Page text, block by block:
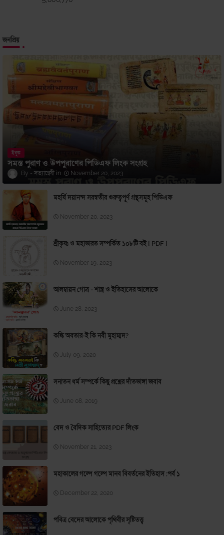
জনপ্রিয়
ইবুক
সমস্ত পুরাণ ও উপপুরাণের পিডিএফ লিংক সংগ্রহ
সত্যান্বেষী November 20, 2023
মহর্ষি দয়ানন্দ সরস্বতীর গুরুত্বপূর্ণ গ্রন্থসমূহ পিডিএফ
November 20, 2023
শ্রীকৃষ্ণ ও মহাভারত সম্পর্কিত ১০৮টি বই [ PDF ]
November 19, 2023
আলম্বায়ন গোত্র - শাস্ত্র ও ইতিহাসের আলোকে
June 28, 2023
কল্কি অবতার-ই কি নবী মুহাম্মদ?
July 09, 2020
সনাতন ধর্ম সম্পর্কে কিছু প্রশ্নের দাঁতভাঙ্গা জবাব
June 08, 2019
বেদ ও বৈদিক সাহিত্যের PDF লিংক
November 21, 2023
মহাকালের গল্পে গল্পে মানব বিবর্তনের ইতিহাস ;পর্ব ১
December 22, 2020
পবিত্র বেদের আলোকে পৃথিবীর সৃষ্টিতত্ত্ব